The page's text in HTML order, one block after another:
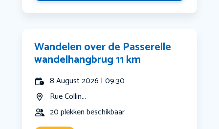
Wandelen over de Passerelle
wandelhangbrug 11 km
8 August 2026 | 09:30
Rue Collin...
20 plekken beschikbaar